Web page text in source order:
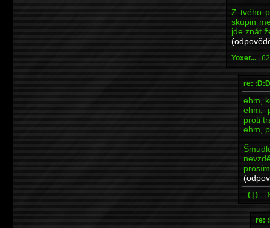
Z tvého
skupin
jde znát
Yoxer... |
re:
ehm,
ehm,
proti
ehm,
_( | )_ |
re: